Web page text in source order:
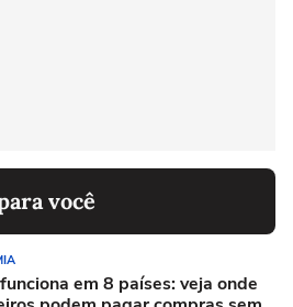
você
em 8 países: veja onde